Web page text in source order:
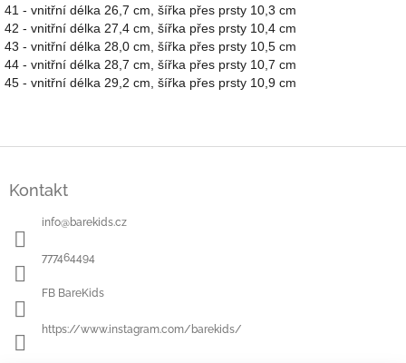
41 - vnitřní délka 26,7 cm, šířka přes prsty 10,3 cm
42 - vnitřní délka 27,4 cm, šířka přes prsty 10,4 cm
43 - vnitřní délka 28,0 cm, šířka přes prsty 10,5 cm
44 - vnitřní délka 28,7 cm, šířka přes prsty 10,7 cm
45 - vnitřní délka 29,2 cm, šířka přes prsty 10,9 cm
Kontakt
info@barekids.cz
777464494
FB BareKids
https://www.instagram.com/barekids/